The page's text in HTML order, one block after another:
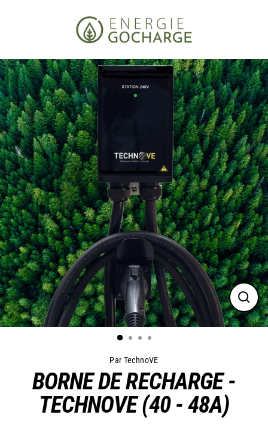
(Esc)
Par TechnoVE
BORNE DE RECHARGE -
TECHNOVE (40 - 48A)
CA ($)
US ($)
Langue
FR
EN
ES